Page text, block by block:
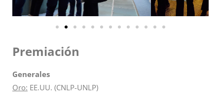
Premiación
Generales
Oro: EE.UU. (CNLP-UNLP)